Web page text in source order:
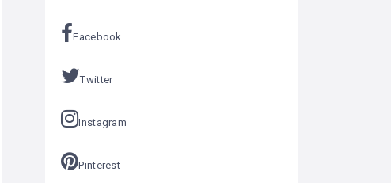
Facebook
Twitter
Instagram
Pinterest